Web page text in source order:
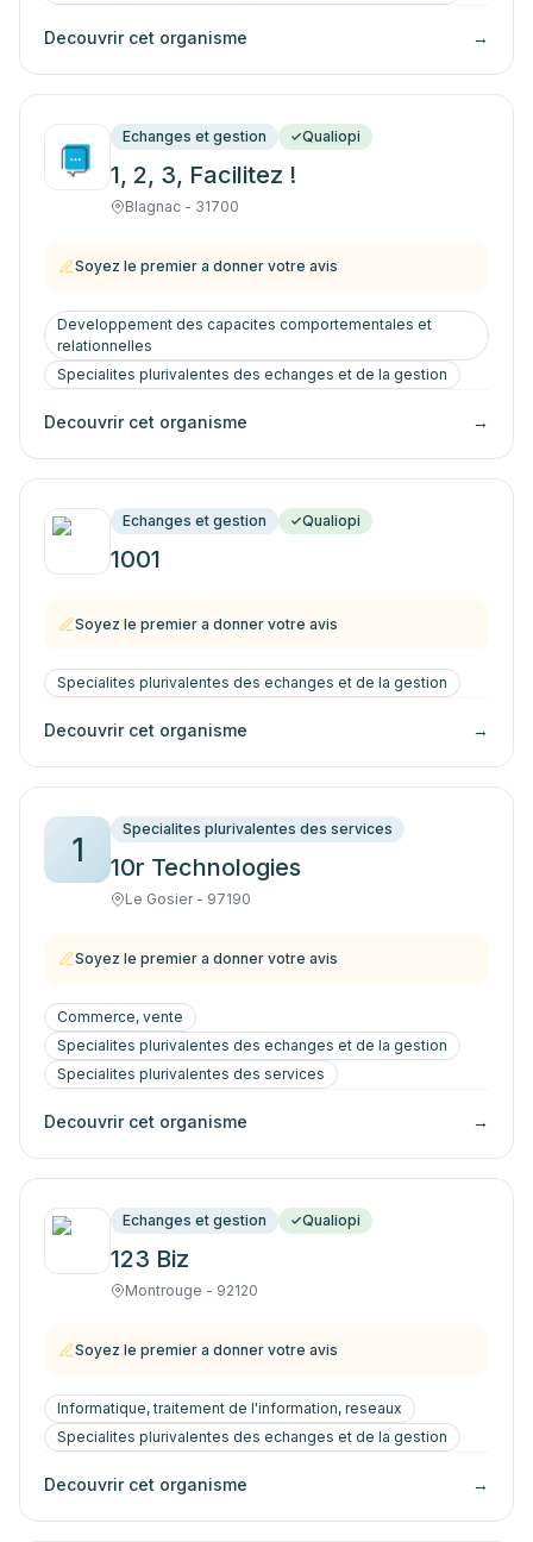
Decouvrir cet organisme →
Echanges et gestion Qualiopi
1, 2, 3, Facilitez !
Blagnac - 31700
Soyez le premier a donner votre avis
Developpement des capacites comportementales et
relationnelles
Specialites plurivalentes des echanges et de la gestion
Decouvrir cet organisme →
Echanges et gestion Qualiopi
1001
Soyez le premier a donner votre avis
Specialites plurivalentes des echanges et de la gestion
Decouvrir cet organisme →
1
Specialites plurivalentes des services
10r Technologies
Le Gosier - 97190
Soyez le premier a donner votre avis
Commerce, vente
Specialites plurivalentes des echanges et de la gestion
Specialites plurivalentes des services
Decouvrir cet organisme →
Echanges et gestion Qualiopi
123 Biz
Montrouge - 92120
Soyez le premier a donner votre avis
Informatique, traitement de l'information, reseaux
Specialites plurivalentes des echanges et de la gestion
Decouvrir cet organisme →